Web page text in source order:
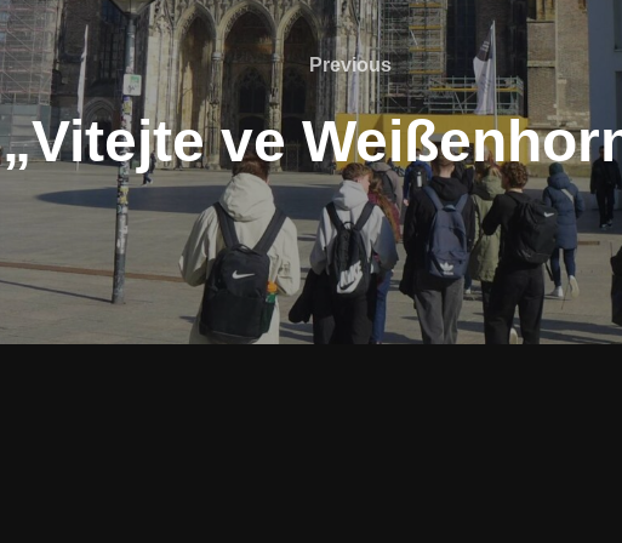
Previous
Previous
„Vitejte ve